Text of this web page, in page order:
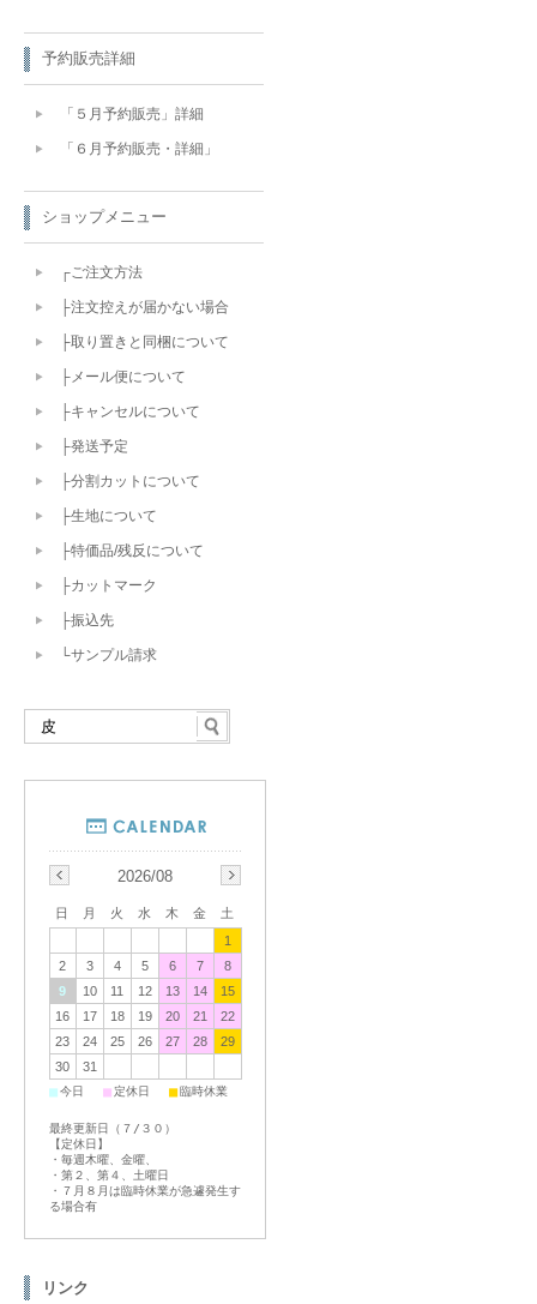
予約販売詳細
「５月予約販売」詳細
「６月予約販売・詳細」
ショップメニュー
┌ご注文方法
├注文控えが届かない場合
├取り置きと同梱について
├メール便について
├キャンセルについて
├発送予定
├分割カットについて
├生地について
├特価品/残反について
├カットマーク
├振込先
└サンプル請求
2026/08
日 月 火 水 木 金
土
1
2
3 4 5 6 7
8
9
10 11 12 13 14
15
16
17 18 19 20 21
22
23
24 25 26 27 28
29
30
31
■今日 ■定休日 ■臨時休業
最終更新日（７/３０）
【定休日】
・毎週木曜、金曜、
・第２、第４、土曜日
・７月８月は臨時休業が急遽発生す
る場合有
リンク